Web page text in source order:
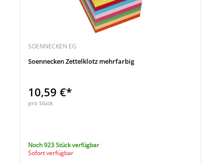
SOENNECKEN EG
Soennecken Zettelklotz mehrfarbig
10,59 €*
pro Stück
Noch 923 Stück verfügbar
Sofort verfügbar